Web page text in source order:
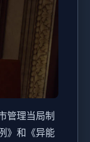
管理当局制
》和《异能